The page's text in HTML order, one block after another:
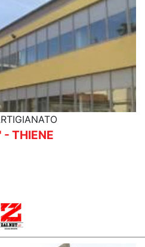
- THIENE